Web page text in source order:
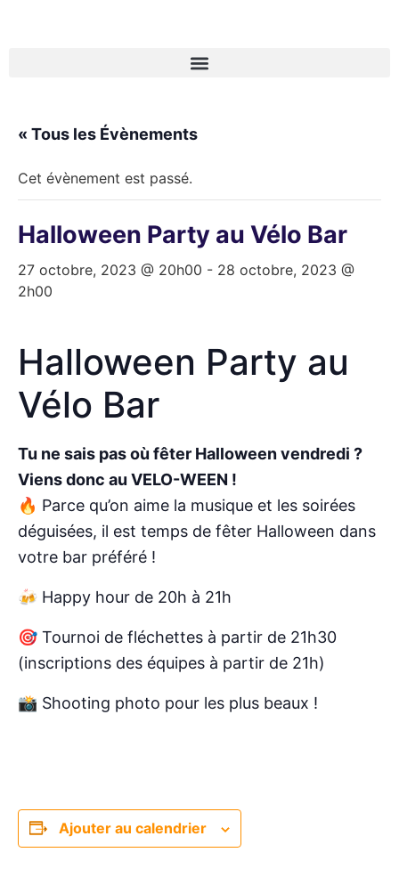
« Tous les Évènements
Cet évènement est passé.
Halloween Party au Vélo Bar
27 octobre, 2023 @ 20h00 - 28 octobre, 2023 @
2h00
Halloween Party au
Vélo Bar
Tu ne sais pas où fêter Halloween vendredi ?
Viens donc au VELO-WEEN !
🔥 Parce qu’on aime la musique et les soirées
déguisées, il est temps de fêter Halloween dans
votre bar préféré !
🍻 Happy hour de 20h à 21h
🎯 Tournoi de fléchettes à partir de 21h30
(inscriptions des équipes à partir de 21h)
📸 Shooting photo pour les plus beaux !
Ajouter au calendrier